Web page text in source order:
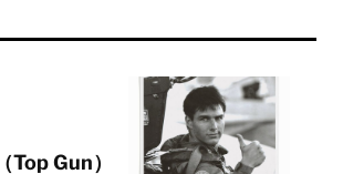
Top Gun）